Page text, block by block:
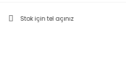
Stok için tel açınız